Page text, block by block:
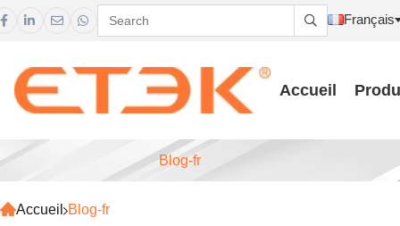
     Français
Accueil
Blog-fr
Accueil Blog-fr